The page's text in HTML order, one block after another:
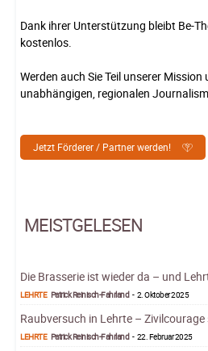
Dank ihrer Unterstützung bleibt Be-
kostenlos.
Werden auch Sie Teil unserer Mission
unabhängigen, regionalen
Jetzt Förderer / Partner werden!
MEISTGELESEN
Die Brasserie ist wieder da – und
LEHRTE Patrick Reinisch-Fahrland - 2. Oktober 2025
Raubversuch in Lehrte –
LEHRTE Patrick Reinisch-Fahrland - 22. Februar 2025